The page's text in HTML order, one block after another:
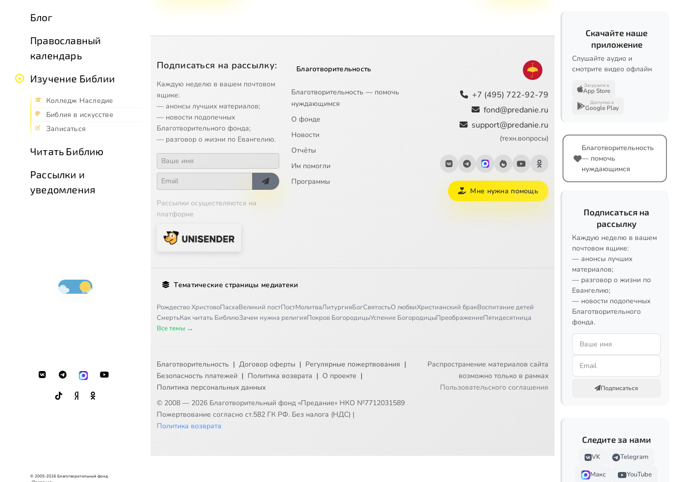
Блог
Православный
календарь
Изучение Библии
Колледж Наследие
Библия в искусстве
Записаться
Читать Библию
Рассылки и
уведомления
© 2005-2026 Благотворительный фонд
Подписаться на рассылку:
Каждую неделю в вашем почтовом
ящике:
— анонсы лучших материалов;
— новости подопечных
Благотворительного фонда;
— разговор о жизни по Евангелию.
Рассылки осуществляются на
платформе
Благотворительность
Благотворительность — помочь
нуждающимся
О фонде
Новости
Отчёты
Им помогли
Программы
+7 (495) 722-92-79
fond@predanie.ru
support@predanie.ru
(техн.вопросы)
Мне нужна помощь
Тематические страницы медиатеки
Рождество ХристовоПасхаВеликий постПостМолитваЛитургияБогСвятостьО любвиХристианский бракВоспитание детей
СмертьКак читать БиблиюЗачем нужна религияПокров БогородицыУспение БогородицыПреображениеПятидесятница
Все темы →
Благотворительность | Договор оферты | Регулярные пожертвования |
Безопасность платежей | Политика возврата | О проекте |
Политика персональных данных
© 2008 — 2026 Благотворительный фонд «Предание» НКО №7712031589
Пожертвование согласно ст.582 ГК РФ. Без налога (НДС) |
Политика возврата
Распространение материалов сайта
возможно только в рамках
Пользовательского соглашения
Скачайте наше
приложение
Слушайте аудио и
смотрите видео офлайн
Загрузите в
App Store
Доступно в
Google Play
Благотворительность
— помочь
нуждающимся
Подписаться на
рассылку
Каждую неделю в вашем
почтовом ящике:
— анонсы лучших
материалов;
— разговор о жизни по
Евангелию;
— новости подопечных
Благотворительного
фонда.
Подписаться
Следите за нами
VK
Telegram
Макс
YouTube